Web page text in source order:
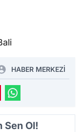
HABER MERKEZİ
Sen Ol!